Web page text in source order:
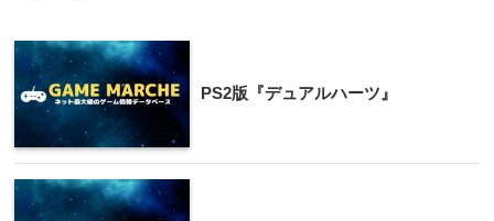
PS2版『デュアルハーツ』